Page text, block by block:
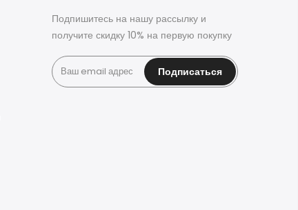
Подпишитесь на нашу рассылку и
получите скидку 10% на первую покупку
Подписаться